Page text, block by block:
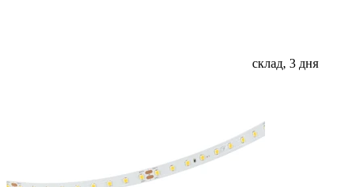
склад, 3 дня